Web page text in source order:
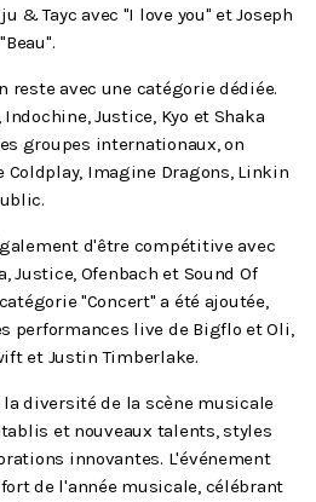
& Tayc avec "I love you" et Joseph
reste avec une catégorie dédiée.
Justice, Kyo et Shaka
groupes internationaux, on
Coldplay, Imagine Dragons, Linkin
d'être compétitive avec
Justice, Ofenbach et Sound Of
"Concert" a été ajoutée,
performances live de Bigflo et Oli,
et Justin Timberlake.
diversité de la scène musicale
et nouveaux talents, styles
innovantes. L'événement
de l'année musicale, célébrant